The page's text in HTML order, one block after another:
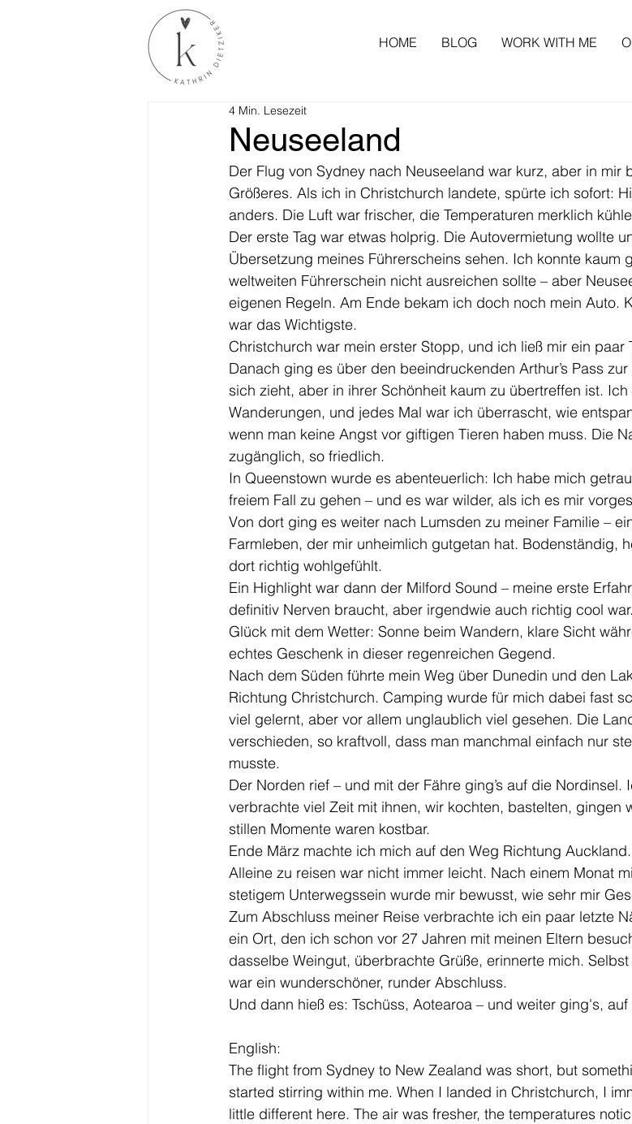
HOME BLOG WORK WITH ME
Neuseeland
4 Min. Lesezeit
Der Flug von Sydney nach Neuseeland war kurz, aber in mir
Größeres. Als ich in Christchurch landete, spürte ich sofort:
anders. Die Luft war frischer, die Temperaturen merklich
Der erste Tag war etwas holprig. Die Autovermietung wollte
Übersetzung meines Führerscheins sehen. Ich konnte kaum
weltweiten Führerschein nicht ausreichen sollte – aber
eigenen Regeln. Am Ende bekam ich doch noch mein Auto.
war das Wichtigste.
Christchurch war mein erster Stopp, und ich ließ mir ein paar
Danach ging es über den beeindruckenden Arthur’s Pass
sich zieht, aber in ihrer Schönheit kaum zu übertreffen ist.
Wanderungen, und jedes Mal war ich überrascht, wie
wenn man keine Angst vor giftigen Tieren haben muss. Die
zugänglich, so friedlich.
In Queenstown wurde es abenteuerlich: Ich habe mich
freiem Fall zu gehen – und es war wilder, als ich es mir
Von dort ging es weiter nach Lumsden zu meiner Familie –
Farmleben, der mir unheimlich gutgetan hat. Bodenständig,
dort richtig wohlgefühlt.
Ein Highlight war dann der Milford Sound – meine erste
definitiv Nerven braucht, aber irgendwie auch richtig cool
Glück mit dem Wetter: Sonne beim Wandern, klare Sicht
echtes Geschenk in dieser regenreichen Gegend.
Nach dem Süden führte mein Weg über Dunedin und den
Richtung Christchurch. Camping wurde für mich dabei fast
viel gelernt, aber vor allem unglaublich viel gesehen. Die
verschieden, so kraftvoll, dass man manchmal einfach nur
musste.
Der Norden rief – und mit der Fähre ging’s auf die
verbrachte viel Zeit mit ihnen, wir kochten, bastelten, gingen
stillen Momente waren kostbar.
Ende März machte ich mich auf den Weg Richtung
Alleine zu reisen war nicht immer leicht. Nach einem Monat
stetigem Unterwegssein wurde mir bewusst, wie sehr mir
Zum Abschluss meiner Reise verbrachte ich ein paar letzte
ein Ort, den ich schon vor 27 Jahren mit meinen Eltern
dasselbe Weingut, überbrachte Grüße, erinnerte mich.
war ein wunderschöner, runder Abschluss.
Und dann hieß es: Tschüss, Aotearoa – und weiter ging's,
English:
The flight from Sydney to New Zealand was short, but
started stirring within me. When I landed in Christchurch, I
little different here. The air was fresher, the temperatures